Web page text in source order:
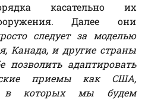
касательно их
Далее они
следует за моделью
Канада, и другие страны
позволить адаптировать
приемы как США,
в которых мы будем